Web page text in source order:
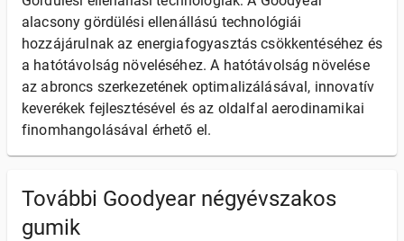
alacsony gördülési ellenállású technológiái
hozzájárulnak az energiafogyasztás csökkentéséhez és
a hatótávolság növeléséhez. A hatótávolság növelése
az abroncs szerkezetének optimalizálásával, innovatív
keverékek fejlesztésével és az oldalfal aerodinamikai
finomhangolásával érhető el.
További Goodyear négyévszakos
gumik